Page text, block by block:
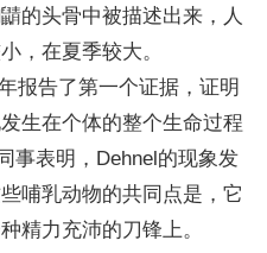
的头骨中被描述出来，人
，在夏季较大。
报告了第一个证据，证明
生在个体的整个生命过程
事表明，Dehnel的现象发
哺乳动物的共同点是，它
精力充沛的刀锋上。